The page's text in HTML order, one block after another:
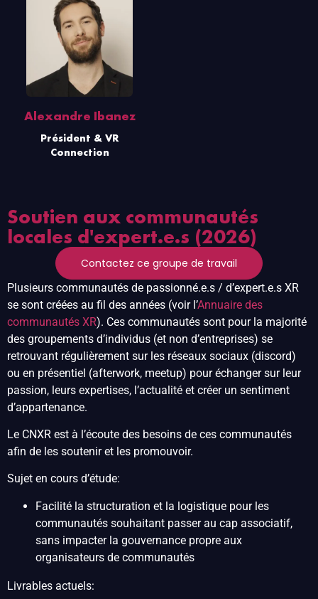
Alexandre Ibanez
Président & VR
Connection
Soutien aux communautés
locales d'expert.e.s (2026)
Contactez ce groupe de travail
Plusieurs communautés de passionné.e.s / d’expert.e.s XR
se sont créées au fil des années (voir l’Annuaire des
communautés XR). Ces communautés sont pour la majorité
des groupements d’individus (et non d’entreprises) se
retrouvant régulièrement sur les réseaux sociaux (discord)
ou en présentiel (afterwork, meetup) pour échanger sur leur
passion, leurs expertises, l’actualité et créer un sentiment
d’appartenance.
Le CNXR est à l’écoute des besoins de ces communautés
afin de les soutenir et les promouvoir.
Sujet en cours d’étude:
Facilité la structuration et la logistique pour les
communautés souhaitant passer au cap associatif,
sans impacter la gouvernance propre aux
organisateurs de communautés
Livrables actuels: